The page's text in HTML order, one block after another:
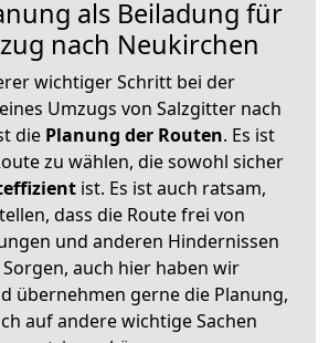
als Beiladung für
nach Neukirchen
wichtiger Schritt bei der
Umzugs von Salzgitter nach
diePlanung der Routen. Es ist
zu wählen, die sowohl sicher
ist. Es ist auch ratsam,
dass die Route frei von
und anderen Hindernissen
Sorgen, auch hier haben wir
übernehmen gerne die Planung,
auf andere wichtige Sachen